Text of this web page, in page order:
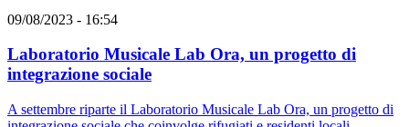
09/08/2023 - 16:54
Laboratorio Musicale Lab Ora, un progetto di
integrazione sociale
A settembre riparte il Laboratorio Musicale Lab Ora, un progetto di